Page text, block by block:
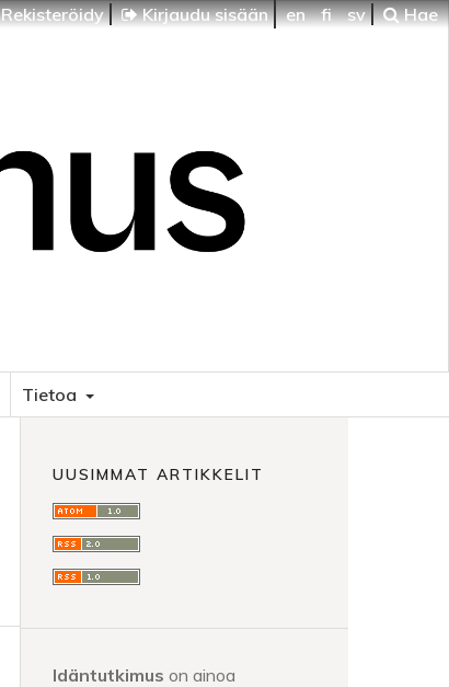
Rekisteröidy Kirjaudu sisään en fi sv Hae
Tietoa
UUSIMMAT ARTIKKELIT
Idäntutkimus on ainoa